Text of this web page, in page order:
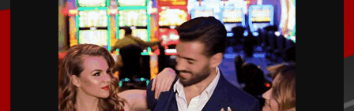
Магнес Аклиуш официјално претставен во
Париз
Мики ван де Вен се согласи на нов договор
со Тотенхем